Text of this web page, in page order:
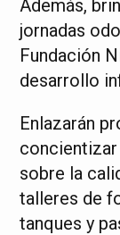
Además,
jornadas
Fundación
desarrollo
Enlazarán
sobre la
talleres de
tanques y